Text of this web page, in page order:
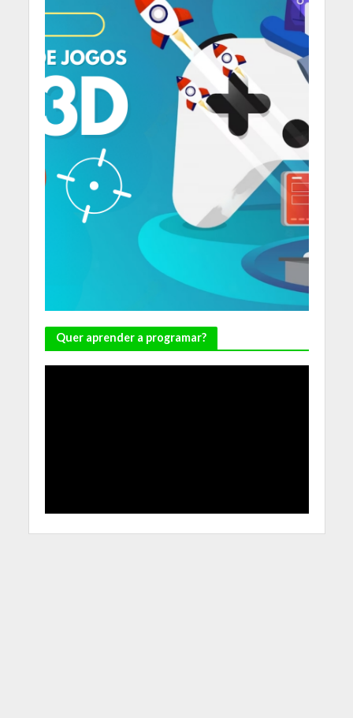
Quer aprender a programar?